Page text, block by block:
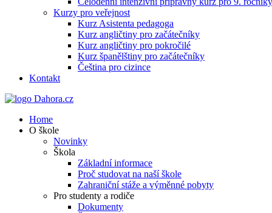
Kurzy pro veřejnost
Kurz Asistenta pedagoga
Kurz angličtiny pro začátečníky
Kurz angličtiny pro pokročilé
Kurz španělštiny pro začátečníky
Čeština pro cizince
Kontakt
Home
O škole
Novinky
Škola
Základní informace
Proč studovat na naší škole
Zahraniční stáže a výměnné pobyty
Pro studenty a rodiče
Dokumenty